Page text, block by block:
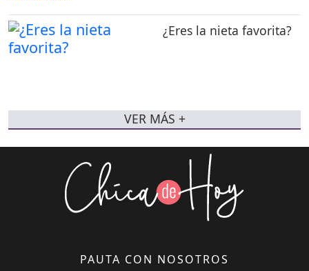
¿Eres la nieta favorita?
VER MÁS +
PAUTA CON NOSOTROS